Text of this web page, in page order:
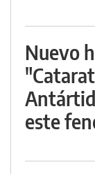
Nuevo
este